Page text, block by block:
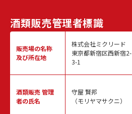
酒類販売管理者標識
販売場の名称
及び所在地
酒類販売管理
者の氏名
株式会社ミクリード
東京都新宿区西新宿2-
3-1
守屋 賢邦
（モリヤマサクニ）